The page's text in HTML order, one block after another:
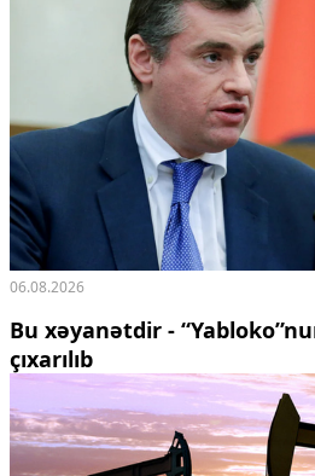
06.08.2026
Bu xəyanətdir -
çıxarılıb